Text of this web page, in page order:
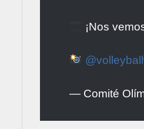
¡Nos
— Comité